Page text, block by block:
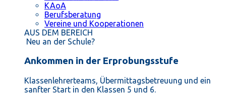
KAoA
Berufsberatung
Vereine und Kooperationen
AUS DEM BEREICH
Neu an der Schule?
Ankommen in der Erprobungsstufe
Klassenlehrerteams, Übermittagsbetreuung und ein
sanfter Start in den Klassen 5 und 6.